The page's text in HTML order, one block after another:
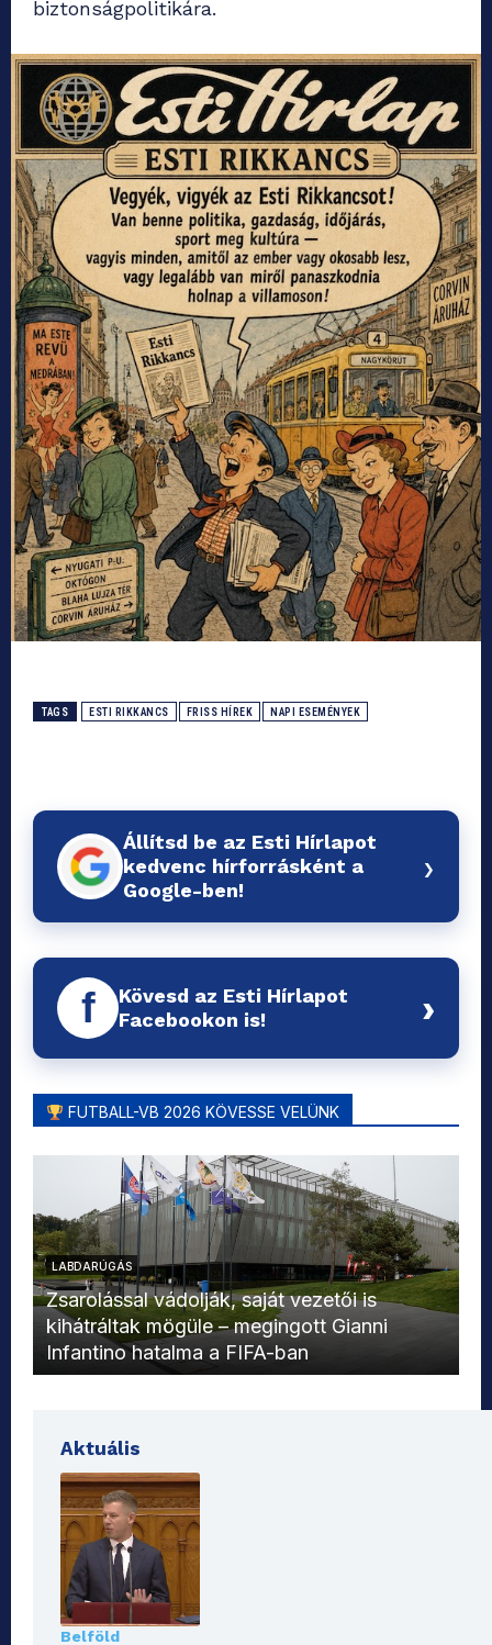
biztonságpolitikára.
TAGS ESTI RIKKANCS FRISS HÍREK NAPI ESEMÉNYEK
Állítsd be az Esti Hírlapot
kedvenc hírforrásként a
Google-ben!
›
f
Kövesd az Esti Hírlapot
Facebookon is!
›
FUTBALL-VB 2026 KÖVESSE VELÜNK
LABDARÚGÁS
Zsarolással vádolják, saját vezetői is
kihátráltak mögüle – megingott Gianni
Infantino hatalma a FIFA-ban
Aktuális
Belföld